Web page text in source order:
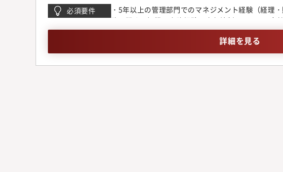
と連携し、組織全体の最適化と持続的な成長、そし
備の推進管理部門（経理・財務・人事・労務・総
ステムの構築・運用・強化予算策定・管理、予実
証券報告書、四半期報告書など）作成資金調達、資
必須要件
・5年以上の管理部門でのマネジメント経験（経理
務に関する知識と実務経験・内部統制、J-SOX、
会話レベル以上の英語力（海外出身エンジニアのコ
詳細を見る